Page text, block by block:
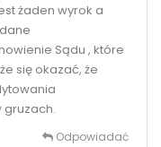
żaden wyrok a
Sądu , które
się okazać, że
gruzach.
Odpowiadać